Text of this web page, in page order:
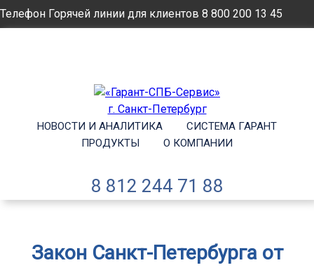
Телефон Горячей линии для клиентов 8 800 200 13 45
НОВОСТИ И АНАЛИТИКА
СИСТЕМА ГАРАНТ
ПРОДУКТЫ
О КОМПАНИИ
8 812 244 71 88
Закон Санкт-Петербурга от